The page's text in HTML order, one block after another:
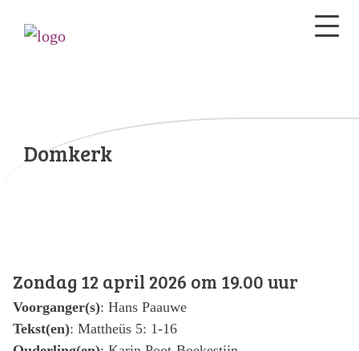
Domkerk
Zondag 12 april 2026 om 19.00 uur
Voorganger(s): Hans Paauwe
Tekst(en): Mattheüs 5: 1-16